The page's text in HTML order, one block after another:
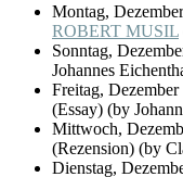
Montag,
ROBERT MUSIL
Sonntag,
Johannes
Freitag, Dezember
(Essay) (by
Mittwoch,
(Rezension) (by
Dienstag,